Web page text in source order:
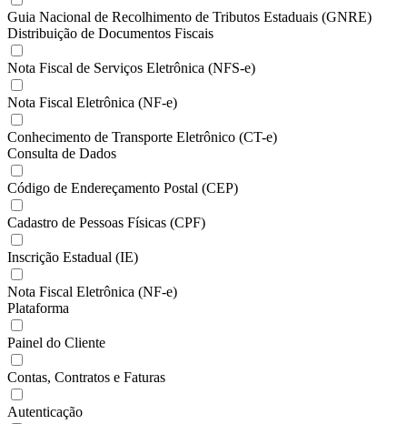
Guia Nacional de Recolhimento de Tributos Estaduais (GNRE)
Distribuição de Documentos Fiscais
Nota Fiscal de Serviços Eletrônica (NFS-e)
Nota Fiscal Eletrônica (NF-e)
Conhecimento de Transporte Eletrônico (CT-e)
Consulta de Dados
Código de Endereçamento Postal (CEP)
Cadastro de Pessoas Físicas (CPF)
Inscrição Estadual (IE)
Nota Fiscal Eletrônica (NF-e)
Plataforma
Painel do Cliente
Contas, Contratos e Faturas
Autenticação